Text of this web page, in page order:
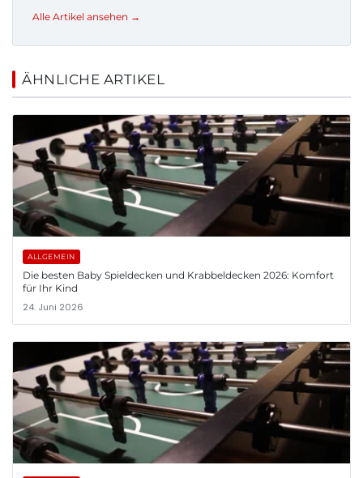
Alle Artikel ansehen →
ÄHNLICHE ARTIKEL
ALLGEMEIN
Die besten Baby Spieldecken und Krabbeldecken 2026: Komfort
für Ihr Kind
24. Juni 2026